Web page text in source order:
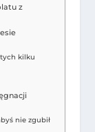
z
kilku
nie zgubił